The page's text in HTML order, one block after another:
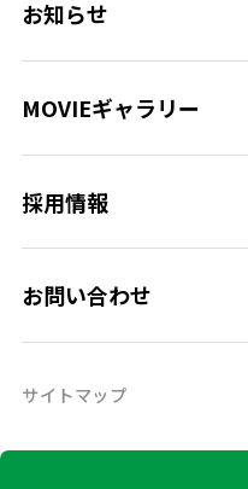
お知らせ
MOVIEギャラリー
採用情報
お問い合わせ
サイトマップ